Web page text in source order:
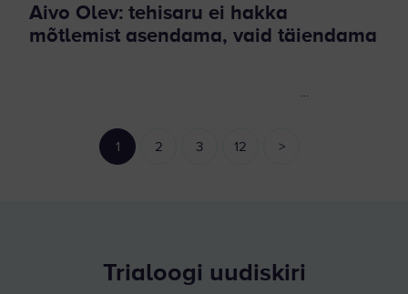
Aivo Olev: tehisaru ei hakka
mõtlemist asendama, vaid täiendama
1 2 3
…
12 >
Trialoogi uudiskiri